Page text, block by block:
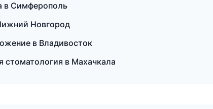
в Симферополь
Новгород
в Владивосток
стоматология в Махачкала